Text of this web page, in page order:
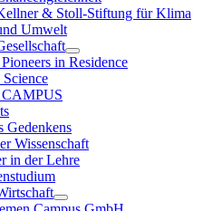
& Stoll-Stiftung für Klima
Umwelt
in Residence
Gedenkens
Wissenschaft
in der Lehre